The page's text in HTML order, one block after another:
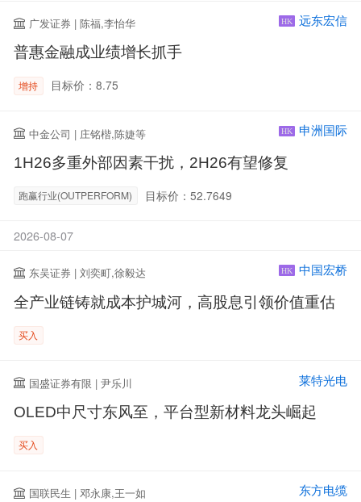
广发证券 | 陈福,李怡华 HK 远东宏信
普惠金融成业绩增长抓手
增持 目标价：8.75
中金公司 | 庄铭楷,陈婕等 HK 申洲国际
1H26多重外部因素干扰，2H26有望修复
跑赢行业(OUTPERFORM) 目标价：52.7649
2026-08-07
东吴证券 | 刘奕町,徐毅达 HK 中国宏桥
全产业链铸就成本护城河，高股息引领价值重估
买入
国盛证券有限 | 尹乐川 莱特光电
OLED中尺寸东风至，平台型新材料龙头崛起
买入
国联民生 | 邓永康,王一如 东方电缆